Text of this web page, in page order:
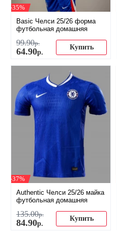
-35%
Basic Челси 25/26 форма
футбольная домашняя
99.90р.
64.90р.
Купить
-37%
Authentic Челси 25/26 майка
футбольная домашняя
135.00р.
84.90р.
Купить